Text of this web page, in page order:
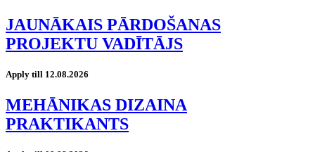
JAUNĀKAIS PĀRDOŠANAS
PROJEKTU VADĪTĀJS
Apply till 12.08.2026
MEHĀNIKAS DIZAINA
PRAKTIKANTS